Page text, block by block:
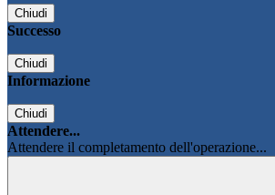
Chiudi
Successo
Chiudi
Informazione
Chiudi
Attendere...
Attendere il completamento dell'operazione...